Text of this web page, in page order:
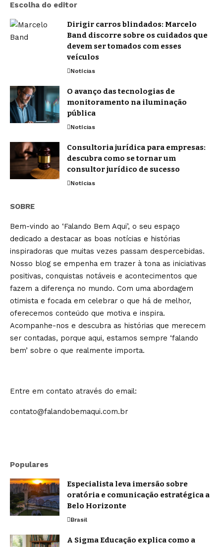
Escolha do editor
Dirigir carros blindados: Marcelo
Band discorre sobre os cuidados que
devem ser tomados com esses
veículos
Notícias
O avanço das tecnologias de
monitoramento na iluminação
pública
Notícias
Consultoria jurídica para empresas:
descubra como se tornar um
consultor jurídico de sucesso
Notícias
SOBRE
Bem-vindo ao ‘Falando Bem Aqui’, o seu espaço
dedicado a destacar as boas notícias e histórias
inspiradoras que muitas vezes passam despercebidas.
Nosso blog se empenha em trazer à tona as iniciativas
positivas, conquistas notáveis e acontecimentos que
fazem a diferença no mundo. Com uma abordagem
otimista e focada em celebrar o que há de melhor,
oferecemos conteúdo que motiva e inspira.
Acompanhe-nos e descubra as histórias que merecem
ser contadas, porque aqui, estamos sempre ‘falando
bem’ sobre o que realmente importa.
Entre em contato através do email:
contato@falandobemaqui.com.br
Populares
Especialista leva imersão sobre
oratória e comunicação estratégica a
Belo Horizonte
Brasil
A Sigma Educação explica como a